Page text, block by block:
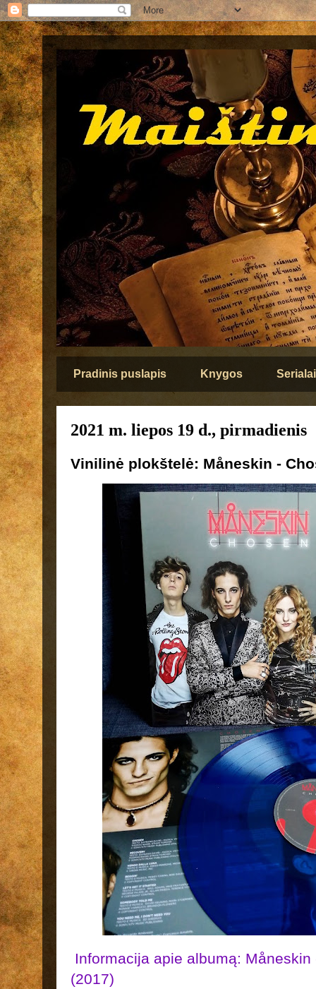
Pradinis puslapis Knygos Serialai
2021 m. liepos 19 d., pirmadienis
Vinilinė plokštelė: Måneskin -
Informacija apie albumą:
(2017)